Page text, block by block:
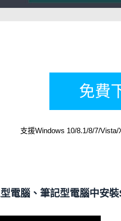
免費
支援Windows 10/8.1/8/7/
電腦、筆記型電腦中安